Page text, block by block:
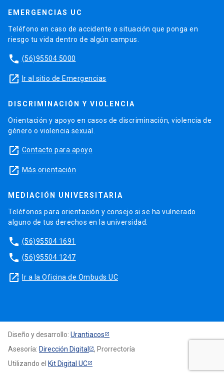
EMERGENCIAS UC
Teléfono en caso de accidente o situación que ponga en
riesgo tu vida dentro de algún campus.
phone (56)95504 5000
launch Ir al sitio de Emergencias
DISCRIMINACIÓN Y VIOLENCIA
Orientación y apoyo en casos de discriminación, violencia de
género o violencia sexual.
launch Contacto para apoyo
launch Más orientación
MEDIACIÓN UNIVERSITARIA
Teléfonos para orientación y consejo si se ha vulnerado
alguno de tus derechos en la universidad.
phone (56)95504 1691
phone (56)95504 1247
launch Ir a la Oficina de Ombuds UC
Diseño y desarrollo: Urantiacos
Asesoría: Dirección Digital
, Prorrectoría
Utilizando el Kit Digital UC